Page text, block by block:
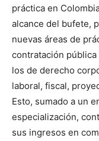
práctica en
alcance del bufete,
nuevas áreas de
contratación
los de derecho
laboral, fiscal,
Esto, sumado a un
especialización,
sus ingresos en